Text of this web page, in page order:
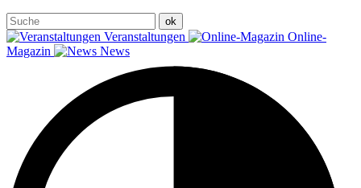
Veranstaltungen
Online-
Magazin
News